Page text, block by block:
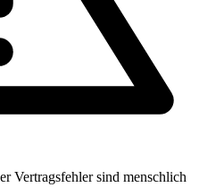
Vertragsfehler sind menschlich